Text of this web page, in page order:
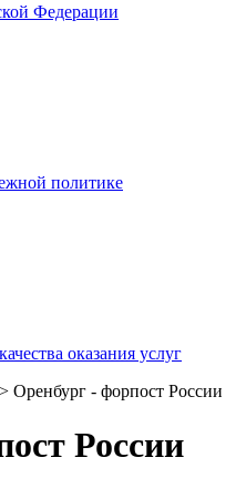
Федерации
политике
оказания услуг
Оренбург - форпост России
России